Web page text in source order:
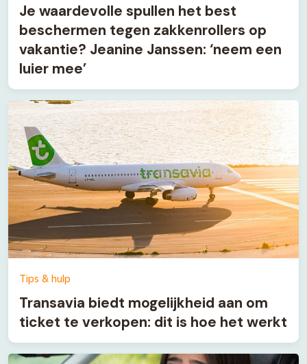
Je waardevolle spullen het best
beschermen tegen zakkenrollers op
vakantie? Jeanine Janssen: ‘neem een
luier mee’
Tips & hulp
Transavia biedt mogelijkheid aan om
ticket te verkopen: dit is hoe het werkt